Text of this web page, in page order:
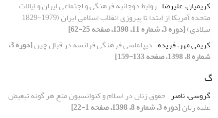
کریمیان، علیرضا روابط دوجانبه فرهنگی و اجتماعی ایران و ایالات
متحده آمریکا از ابتدا تا پیروزی انقلاب اسلامی ایران (1979-1829
میلادی)[دوره 3، شماره 11، 1398، صفحه 25-62]
کریمی مهر، فریده دیپلماسی فرهنگی فرانسه در قبال چین
[دوره 3،
شماره 8، 1398، صفحه 133-159]
گ
گروسی، ناصر حقوق زنان در اسلام و کنوانسیون منع هر گونه تبعیض
علیه زنان[دوره 3، شماره 8، 1398، صفحه 1-22]